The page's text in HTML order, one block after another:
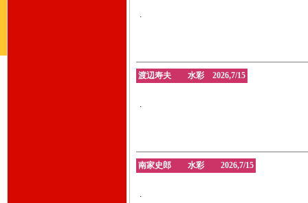
.
渡辺寿夫 水彩 2026,7/15
.
南家史郎 水彩 2026,7/15
.